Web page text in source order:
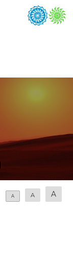
A
A A